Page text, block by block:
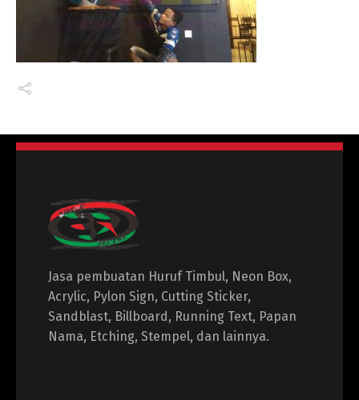
Jasa pembuatan Huruf Timbul, Neon Box,
Acrylic, Pylon Sign, Cutting Sticker,
Sandblast, Billboard, Running Text, Papan
Nama, Etching, Stempel, dan lainnya.